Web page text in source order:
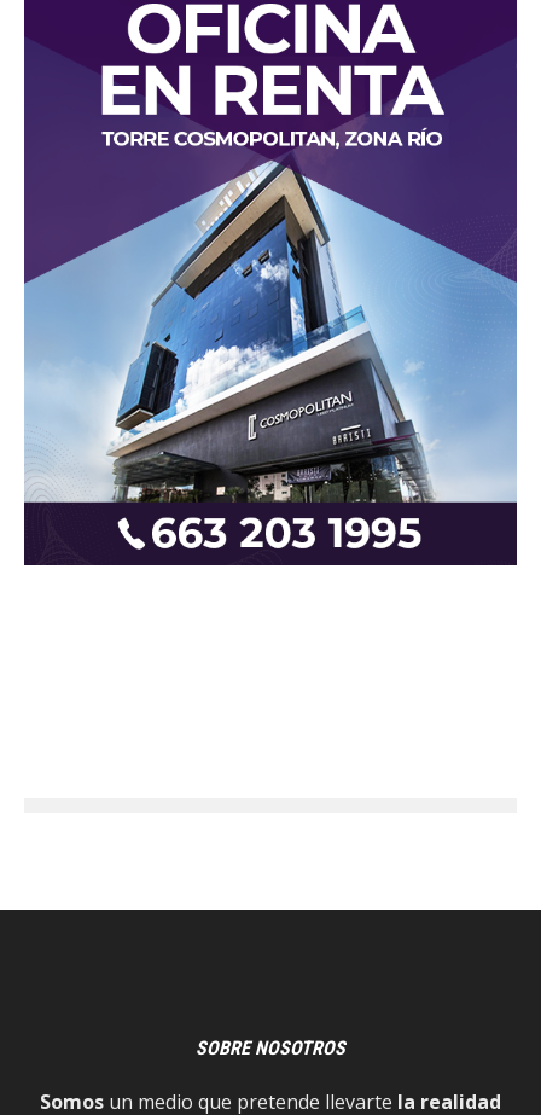
SOBRE NOSOTROS
Somos un medio que pretende llevarte la realidad